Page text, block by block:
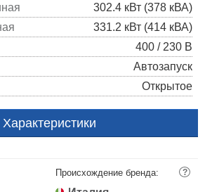
302.4 кВт (378 кВА)
331.2 кВт (414 кВА)
400 / 230 В
Автозапуск
Открытое
Характеристики
Происхождение бренда: ?